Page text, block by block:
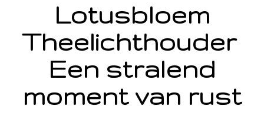
Lotusbloem
Theelichthouder
Een stralend
moment van rust